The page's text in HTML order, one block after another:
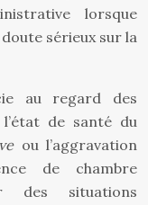
lorsque
sérieux sur la
au regard des
de santé du
ou l’aggravation
de chambre
des situations